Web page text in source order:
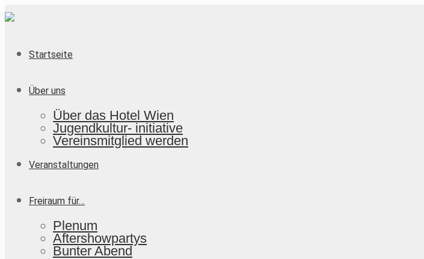
Startseite
Über uns
Über das Hotel Wien
Jugendkultur- initiative
Vereinsmitglied werden
Veranstaltungen
Freiraum für…
Plenum
Aftershowpartys
Bunter Abend